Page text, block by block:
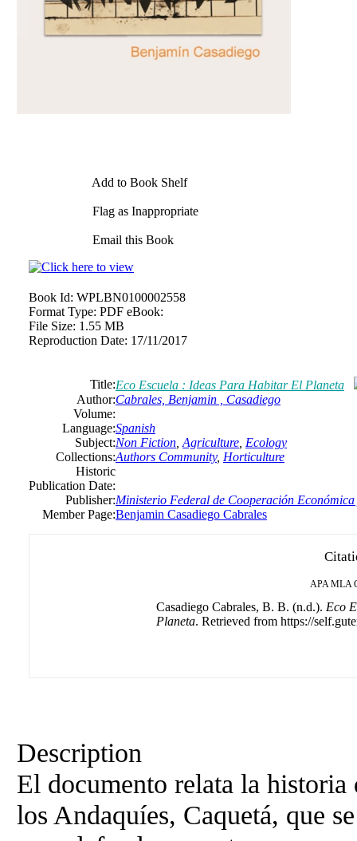
Add to Book Shelf
Flag as Inappropriate
Email this Book
Book Id: WPLBN0100002558
Format Type: PDF eBook:
File Size: 1.55 MB
Reproduction Date: 17/11/2017
Title:Eco Escuela : Ideas Para Habitar El Planeta
Author:Cabrales, Benjamin , Casadiego
Volume:
Language:Spanish
Subject:Non Fiction Agriculture Ecology
Collections:Authors Community, Horticulture
Historic
Publication Date:
Publisher:Ministerio Federal de Cooperación
Member Page:Benjamin Casadiego Cabrales
APA MLA
Casadiego Cabrales, B. B. (n.d.). Eco
Planeta. Retrieved from https://
Description
El documento relata la
los Andaquíes, Caquetá, que